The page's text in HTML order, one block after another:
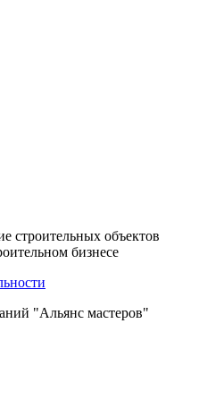
строительных объектов
бизнесе
"Альянс мастеров"